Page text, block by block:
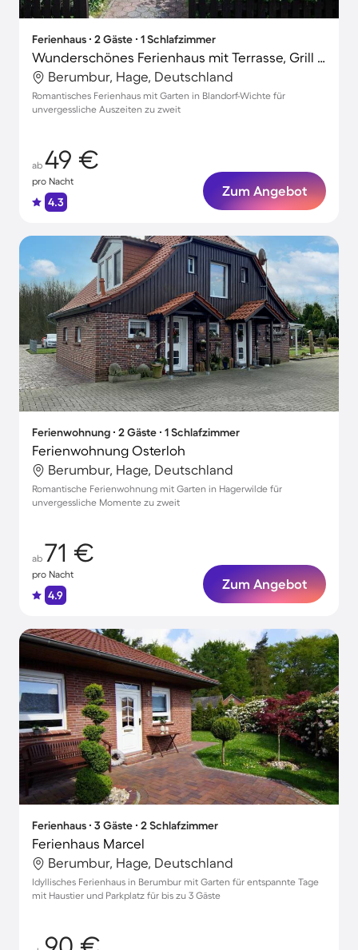
Ferienhaus ∙ 2 Gäste ∙ 1 Schlafzimmer
Wunderschönes Ferienhaus mit Terrasse, Grill und Garten | Neben dem Strand
Berumbur, Hage, Deutschland
Romantisches Ferienhaus mit Garten in Blandorf-Wichte für
unvergessliche Auszeiten zu zweit
ab 49 €
pro Nacht
4.3
Zum Angebot
Ferienwohnung ∙ 2 Gäste ∙ 1 Schlafzimmer
Ferienwohnung Osterloh
Berumbur, Hage, Deutschland
Romantische Ferienwohnung mit Garten in Hagerwilde für
unvergessliche Momente zu zweit
ab 71 €
pro Nacht
4.9
Zum Angebot
Ferienhaus ∙ 3 Gäste ∙ 2 Schlafzimmer
Ferienhaus Marcel
Berumbur, Hage, Deutschland
Idyllisches Ferienhaus in Berumbur mit Garten für entspannte Tage
mit Haustier und Parkplatz für bis zu 3 Gäste